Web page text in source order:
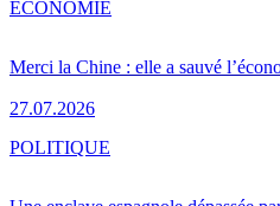
Merci la Chine : elle a sauvé
27.07.2026
ÉCONOMIE
POLITIQUE